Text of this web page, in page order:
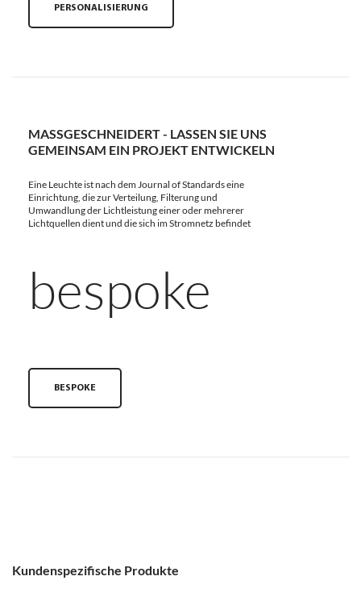
PERSONALISIERUNG
MASSGESCHNEIDERT - LASSEN SIE UNS G
EMEINSAM EIN PROJEKT ENTWICKELN
Eine Leuchte ist nach dem Journal of Standards eine
Einrichtung, die zur Verteilung, Filterung und
Umwandlung der Lichtleistung einer oder mehrerer
Lichtquellen dient und die sich im Stromnetz befindet
bespoke
BESPOKE
Kundenspezifische Produkte